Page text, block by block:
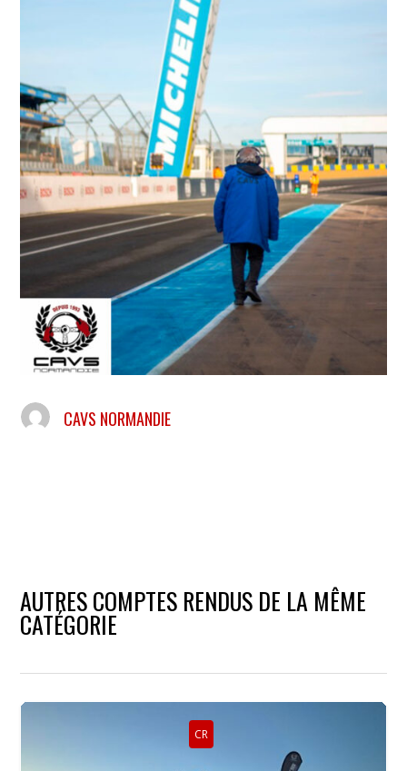
CAVS NORMANDIE
AUTRES COMPTES RENDUS DE LA MÊME
CATÉGORIE
CR